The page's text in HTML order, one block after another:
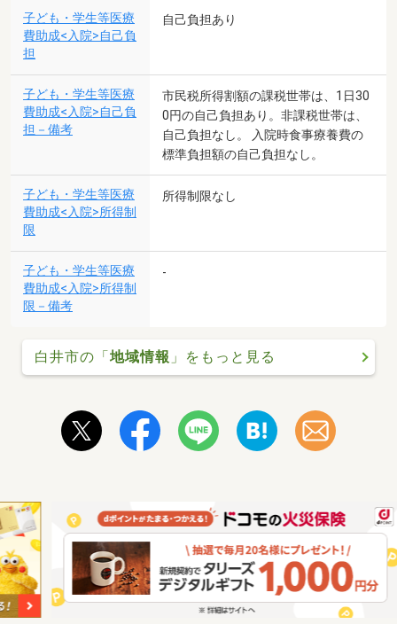
子ども・学生等医療
費助成<入院>自己負
担
自己負担あり
子ども・学生等医療
費助成<入院>自己負
担－備考
市民税所得割額の課税世帯は、1日30
0円の自己負担あり。非課税世帯は、
自己負担なし。 入院時食事療養費の
標準負担額の自己負担なし。
子ども・学生等医療
費助成<入院>所得制
限
所得制限なし
子ども・学生等医療
費助成<入院>所得制
限－備考
-
白井市の「地域情報 」をもっと見る